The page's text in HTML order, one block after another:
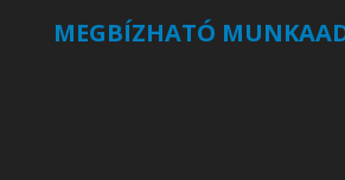
MEGBÍZHATÓ